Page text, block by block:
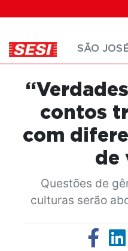
inclui
um
sistema
acessibilidade.
SÃO
contos
com
de
Questões de
culturas serão